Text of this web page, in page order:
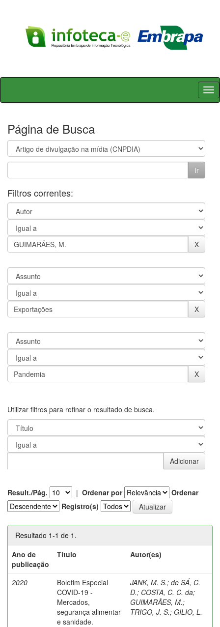
Skip
Página de Busca
Filtros correntes:
Utilizar filtros para refinar o resultado de busca.
Result./Pág. | Ordenar por
Ordenar
Registro(s)
Resultado 1-1 de 1.
Ano de
publicação
Título Autor(es)
2020
Boletim Especial
COVID-19 -
Mercados,
segurança alimentar
e sanidade.
JANK, M. S.; de SÁ, C.
D.; COSTA, C. C. da;
GUIMARÃES, M.;
TRIGO, J. S.; GILIO, L.